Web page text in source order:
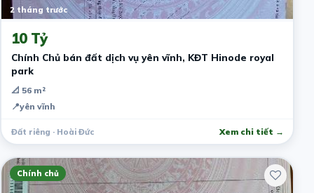
2 tháng trước
10 Tỷ
Chính Chủ bán đất dịch vụ yên vĩnh, KĐT Hinode royal
park
📐 56 m²
📍yên vĩnh
Đất riêng · Hoài Đức Xem chi tiết →
Chính chủ